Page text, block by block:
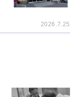
2026.7.25